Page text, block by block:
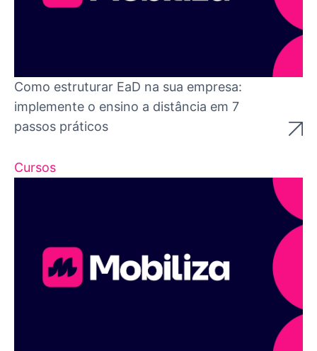
Como estruturar EaD na sua empresa:
implemente o ensino a distância em 7
passos práticos
Cursos